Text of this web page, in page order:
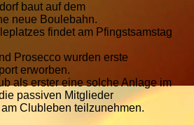
baut auf dem
neue Boulebahn.
findet am Pfingstsamstag
Prosecco wurden erste
erworben.
als erster eine solche Anlage im
passiven Mitglieder
Clubleben teilzunehmen.